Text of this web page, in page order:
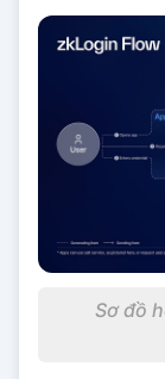
Sơ đồ